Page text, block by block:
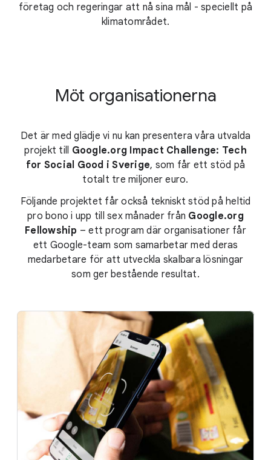
företag och regeringar att nå sina mål - speciellt på
klimatområdet.
Möt organisationerna
Det är med glädje vi nu kan presentera våra utvalda
projekt till Google.org Impact Challenge: Tech
for Social Good i Sverige, som får ett stöd på
totalt tre miljoner euro.
Följande projektet får också tekniskt stöd på heltid
pro bono i upp till sex månader från Google.org
Fellowship – ett program där organisationer får
ett Google-team som samarbetar med deras
medarbetare för att utveckla skalbara lösningar
som ger bestående resultat.